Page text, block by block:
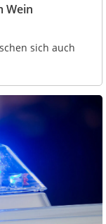
Wein
sich auch